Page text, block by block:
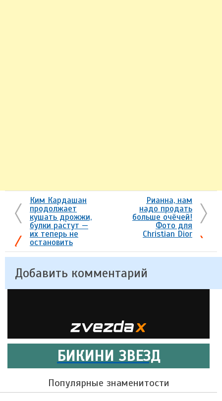
Ким Кардашан
продолжает
кушать дрожжи,
булки растут —
их теперь не
остановить
Рианна, нам
надо продать
больше очёчей!
Фото для
Christian Dior
Добавить комментарий
БИКИНИ ЗВЕЗД
Популярные знаменитости